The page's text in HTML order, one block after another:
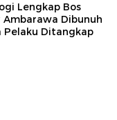
Lengkap Bos
Ambarawa Dibunuh
Pelaku Ditangkap